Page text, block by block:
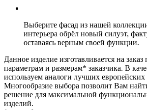
Выберите фасад из нашей
интерьера обрёл новый силуэт,
оставаясь верным своей функции.
Данное изделие изготавливается на
параметрам и размерам* заказчика. В
используем аналоги лучших европейских
Многообразие выбора позволит Вам
решение для максимальной
изделий.